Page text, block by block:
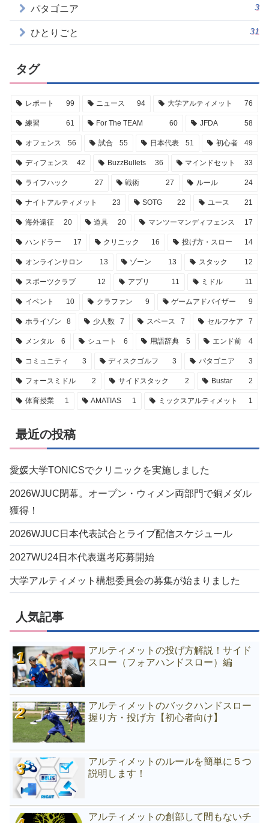
パタゴニア 3
ひとりごと 31
タグ
レポート 99 ニュース 94 大学アルティメット 76
練習 61 For The TEAM 60 JFDA 58
オフェンス 56 試合 55 日本代表 51 初心者 49
ディフェンス 42 BuzzBullets 36 マインドセット 33
ライフハック 27 戦術 27 ルール 24
ナイトアルティメット 23 SOTG 22 ユース 21
海外遠征 20 道具 20 マンツーマンディフェンス 17
ハンドラー 17 クリニック 16 投げ方・スロー 14
オンラインサロン 13 ゾーン 13 スタック 12
スポーツクラブ 12 アプリ 11 ミドル 11
イベント 10 クラファン 9 ゲームアドバイザー 9
ホライゾン 8 少人数 7 スペース 7 セルフケア 7
メンタル 6 シュート 6 用語辞典 5 エンド前 4
コミュニティ 3 ディスクゴルフ 3 パタゴニア 3
フォースミドル 2 サイドスタック 2 Bustar 2
体育授業 1 AMATIAS 1 ミックスアルティメット 1
最近の投稿
愛媛大学TONICSでクリニックを実施しました
2026WJUC閉幕。オープン・ウィメン両部門で銅メダル
獲得！
2026WJUC日本代表試合とライブ配信スケジュール
2027WU24日本代表選考応募開始
大学アルティメット構想委員会の募集が始まりました
人気記事
アルティメットの投げ方解説！サイド
スロー（フォアハンドスロー）編
アルティメットのバックハンドスロー
握り方・投げ方【初心者向け】
アルティメットのルールを簡単に５つ
説明します！
アルティメットの創部して間もないチ